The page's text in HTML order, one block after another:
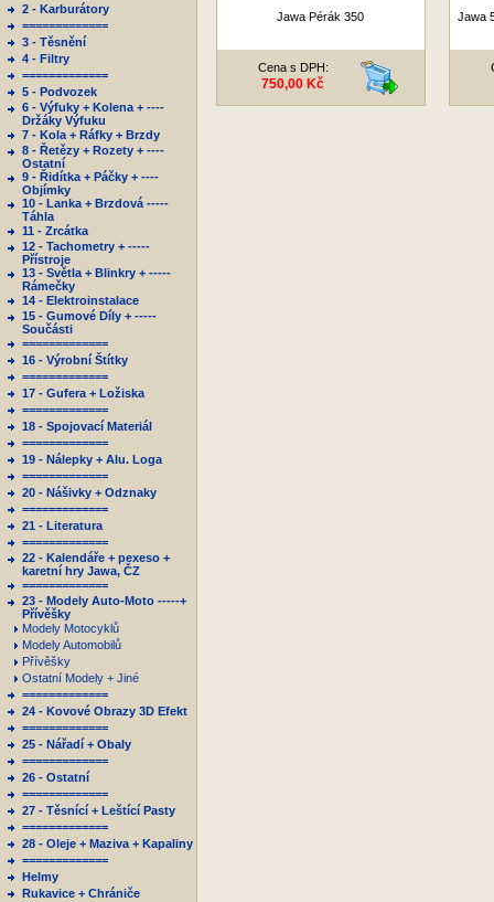
2 - Karburátory
=============
3 - Těsnění
4 - Filtry
=============
5 - Podvozek
6 - Výfuky + Kolena + ----
Držáky Výfuku
7 - Kola + Ráfky + Brzdy
8 - Řetězy + Rozety + ----
Ostatní
9 - Řidítka + Páčky + ----
Objímky
10 - Lanka + Brzdová -----
Táhla
11 - Zrcátka
12 - Tachometry + -----
Přístroje
13 - Světla + Blinkry + -----
Rámečky
14 - Elektroinstalace
15 - Gumové Díly + -----
Součásti
=============
16 - Výrobní Štítky
=============
17 - Gufera + Ložiska
=============
18 - Spojovací Materiál
=============
19 - Nálepky + Alu. Loga
=============
20 - Nášivky + Odznaky
=============
21 - Literatura
=============
22 - Kalendáře + pexeso +
karetní hry Jawa, ČZ
=============
23 - Modely Auto-Moto -----+
Přívěšky
Modely Motocyklů
Modely Automobilů
Přívěšky
Ostatní Modely + Jiné
=============
24 - Kovové Obrazy 3D Efekt
=============
25 - Nářadí + Obaly
=============
26 - Ostatní
=============
27 - Těsnící + Leštící Pasty
=============
28 - Oleje + Maziva + Kapaliny
=============
Helmy
Rukavice + Chrániče
Jawa Pérák 350
Cena s DPH:
750,00 Kč
Jawa